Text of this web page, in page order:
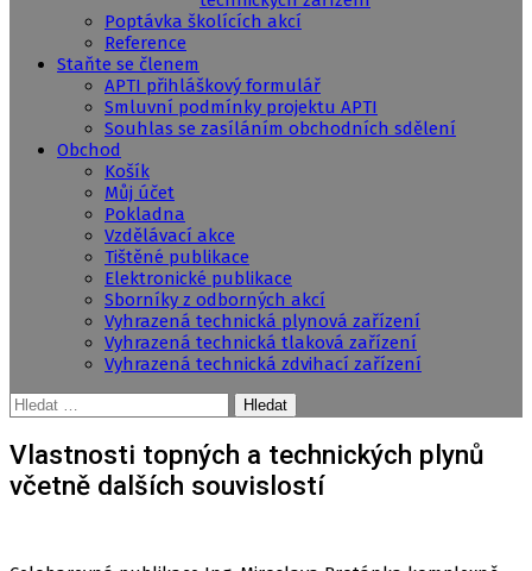
Poptávka školících akcí
Reference
Staňte se členem
APTI přihláškový formulář
Smluvní podmínky projektu APTI
Souhlas se zasíláním obchodních sdělení
Obchod
Košík
Můj účet
Pokladna
Vzdělávací akce
Tištěné publikace
Elektronické publikace
Sborníky z odborných akcí
Vyhrazená technická plynová zařízení
Vyhrazená technická tlaková zařízení
Vyhrazená technická zdvihací zařízení
Vyhledávání
Vlastnosti topných a technických plynů
včetně dalších souvislostí